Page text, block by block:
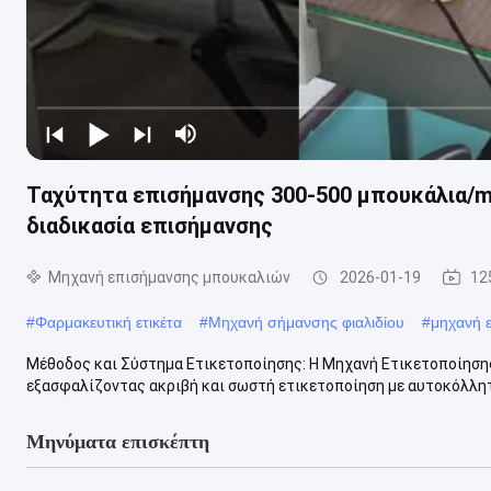
Ταχύτητα επισήμανσης 300-500 μπουκάλια/
διαδικασία επισήμανσης
Μηχανή επισήμανσης μπουκαλιών 2026-01-19
#Φαρμακευτική ετικέτα #Μηχανή σήμανσης φιαλιδίου #μηχανή
Μέθοδος και Σύστημα Ετικετοποίησης: Η Μηχανή
εξασφαλίζοντας ακριβή και σωστή ετικετοποίηση με
Μηνύματα επισκέπτη